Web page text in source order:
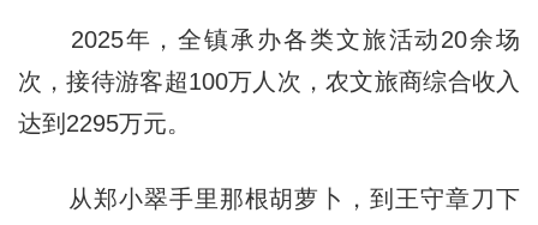
2025年，全镇承办各类文旅活动20余场
次，接待游客超100万人次，农文旅商综合收入
达到2295万元。
从郑小翠手里那根胡萝卜，到王守章刀下